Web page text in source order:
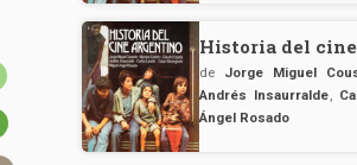
Historia del
de Jorge Miguel
Andrés Insaurralde,
Ángel Rosado